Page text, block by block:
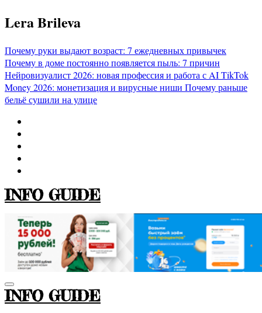
Перейти
к
Lera Brileva
Почему руки выдают возраст: 7 ежедневных привычек
Почему в доме постоянно появляется пыль: 7 причин
Нейровизуалист 2026: новая профессия и работа с AITikTok
Money 2026: монетизация и вирусные ниши Почему раньше
бельё сушили на улице
INFO GUIDE
INFO GUIDE